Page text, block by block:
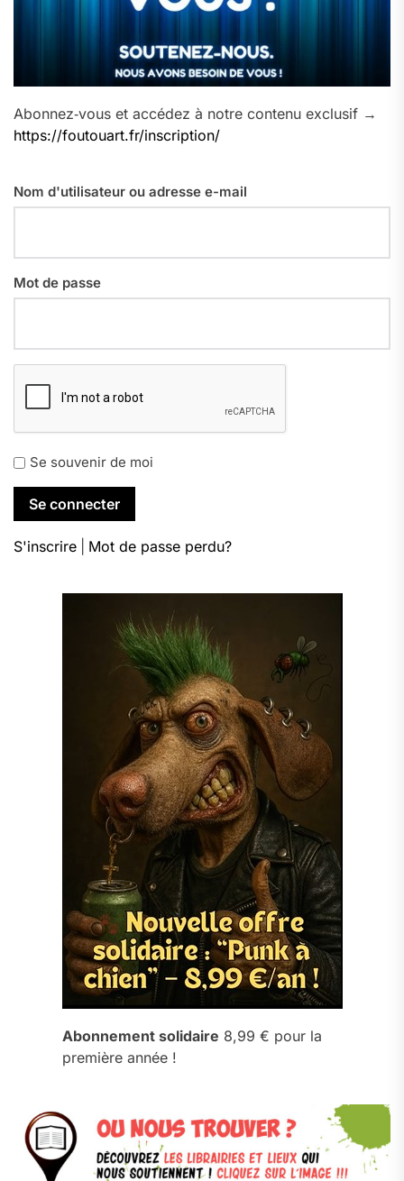
Abonnez‑vous et accédez à notre contenu exclusif →
https://foutouart.fr/inscription/
Nom d'utilisateur ou adresse e-mail
Mot de passe
Se souvenir de moi
S'inscrire Mot de passe perdu?
Abonnement solidaire 8,99 € pour la
première année !